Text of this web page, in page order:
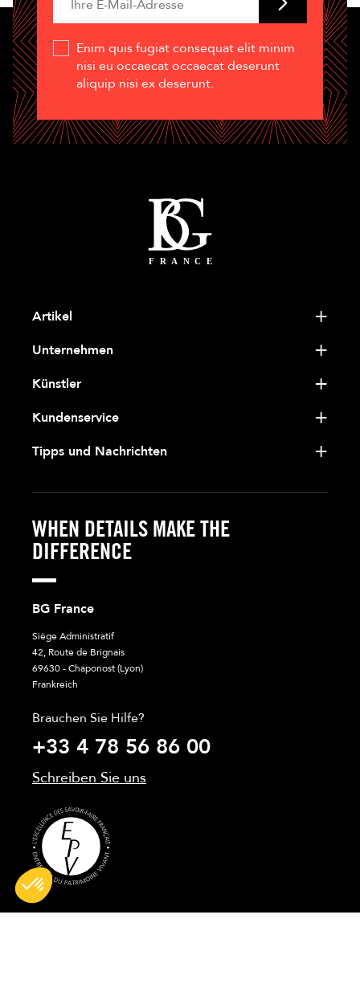
Enim quis fugiat consequat elit minim
nisi eu occaecat occaecat deserunt
aliquip nisi ex deserunt.
Artikel
Unternehmen
Künstler
Kundenservice
Tipps und Nachrichten
WHEN DETAILS MAKE THE
DIFFERENCE
BG France
Siège Administratif
42, Route de Brignais
69630 - Chaponost (Lyon)
Frankreich
Brauchen Sie Hilfe?
+33 4 78 56 86 00
Schreiben Sie uns